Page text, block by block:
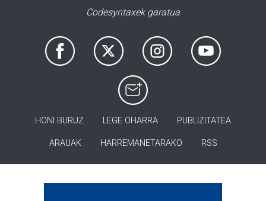
Codesyntaxek garatua
HONI BURUZ LEGE OHARRA PUBLIZITATEA
ARAUAK HARREMANETARAKO RSS